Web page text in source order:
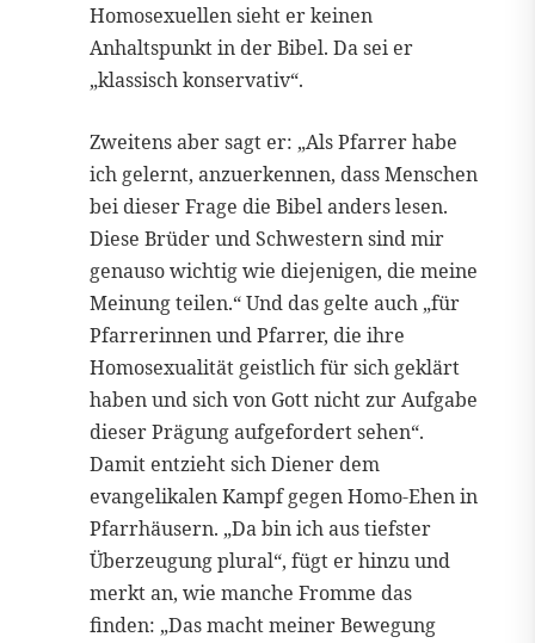
Homosexuellen sieht er keinen
Anhaltspunkt in der Bibel. Da sei er
„klassisch konservativ“.
Zweitens aber sagt er: „Als Pfarrer habe
ich gelernt, anzuerkennen, dass Menschen
bei dieser Frage die Bibel anders lesen.
Diese Brüder und Schwestern sind mir
genauso wichtig wie diejenigen, die meine
Meinung teilen.“ Und das gelte auch „für
Pfarrerinnen und Pfarrer, die ihre
Homosexualität geistlich für sich geklärt
haben und sich von Gott nicht zur Aufgabe
dieser Prägung aufgefordert sehen“.
Damit entzieht sich Diener dem
evangelikalen Kampf gegen Homo-Ehen in
Pfarrhäusern. „Da bin ich aus tiefster
Überzeugung plural“, fügt er hinzu und
merkt an, wie manche Fromme das
finden: „Das macht meiner Bewegung